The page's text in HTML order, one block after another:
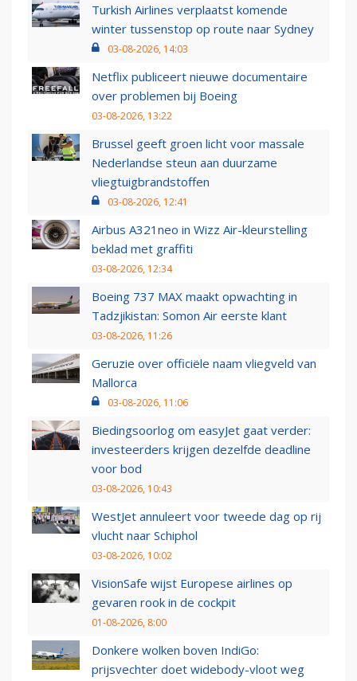
Turkish Airlines verplaatst komende
winter tussenstop op route naar Sydney
03-08-2026, 14:03
Netflix publiceert nieuwe documentaire
over problemen bij Boeing
03-08-2026, 13:22
Brussel geeft groen licht voor massale
Nederlandse steun aan duurzame
vliegtuigbrandstoffen
03-08-2026, 12:41
Airbus A321neo in Wizz Air-kleurstelling
beklad met graffiti
03-08-2026, 12:34
Boeing 737 MAX maakt opwachting in
Tadzjikistan: Somon Air eerste klant
03-08-2026, 11:26
Geruzie over officiële naam vliegveld van
Mallorca
03-08-2026, 11:06
Biedingsoorlog om easyJet gaat verder:
investeerders krijgen dezelfde deadline
voor bod
03-08-2026, 10:43
WestJet annuleert voor tweede dag op rij
vlucht naar Schiphol
03-08-2026, 10:02
VisionSafe wijst Europese airlines op
gevaren rook in de cockpit
01-08-2026, 8:00
Donkere wolken boven IndiGo:
prijsvechter doet widebody-vloot weg